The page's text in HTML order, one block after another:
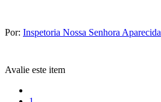
Por: Inspetoria Nossa Senhora Aparecida
Avalie este item